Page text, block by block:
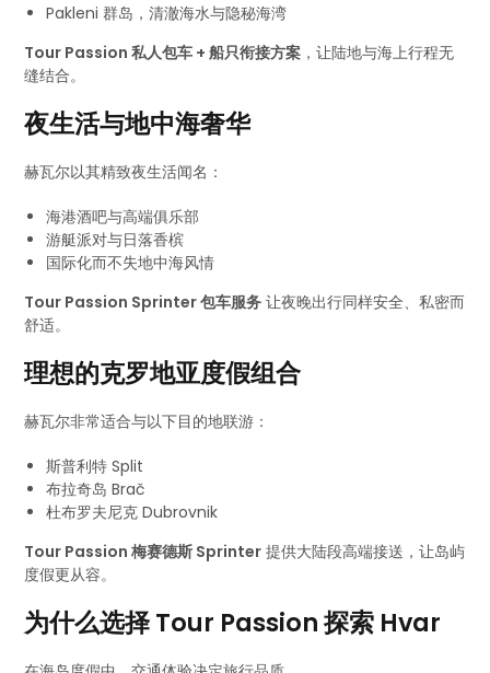
Pakleni 群岛，清澈海水与隐秘海湾
Tour Passion 私人包车 + 船只衔接方案 ，让陆地与海上行程无
缝结合。
夜生活与地中海奢华
赫瓦尔以其精致夜生活闻名：
海港酒吧与高端俱乐部
游艇派对与日落香槟
国际化而不失地中海风情
Tour Passion Sprinter 包车服务 让夜晚出行同样安全、私密而
舒适。
理想的克罗地亚度假组合
赫瓦尔非常适合与以下目的地联游：
斯普利特 Split
布拉奇岛 Brač
杜布罗夫尼克 Dubrovnik
Tour Passion 梅赛德斯 Sprinter 提供大陆段高端接送，让岛屿
度假更从容。
为什么选择 Tour Passion 探索 Hvar